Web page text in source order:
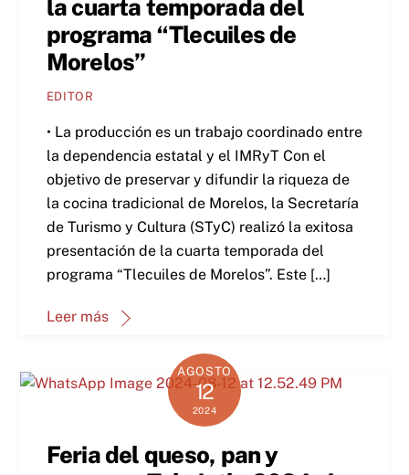
la cuarta temporada del
programa “Tlecuiles de
Morelos”
EDITOR
• La producción es un trabajo coordinado entre
la dependencia estatal y el IMRyT Con el
objetivo de preservar y difundir la riqueza de
la cocina tradicional de Morelos, la Secretaría
de Turismo y Cultura (STyC) realizó la exitosa
presentación de la cuarta temporada del
programa “Tlecuiles de Morelos”. Este […]
Leer más
AGOSTO
12
2024
Feria del queso, pan y